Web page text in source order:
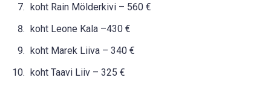
koht Rain Mölderkivi – 560 €
koht Leone Kala –430 €
koht Marek Liiva – 340 €
koht Taavi Liiv – 325 €